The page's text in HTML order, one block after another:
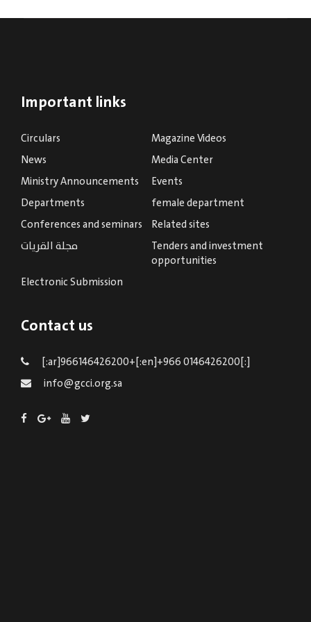
Important links
Circulars
Magazine Videos
News
Media Center
Ministry Announcements
Events
Departments
female department
Conferences and seminars
Related sites
مجلة القريات
Tenders and investment
opportunities
Electronic Submission
Contact us
[:ar]966146426200+[:en]+966 0146426200[:]
info@gcci.org.sa